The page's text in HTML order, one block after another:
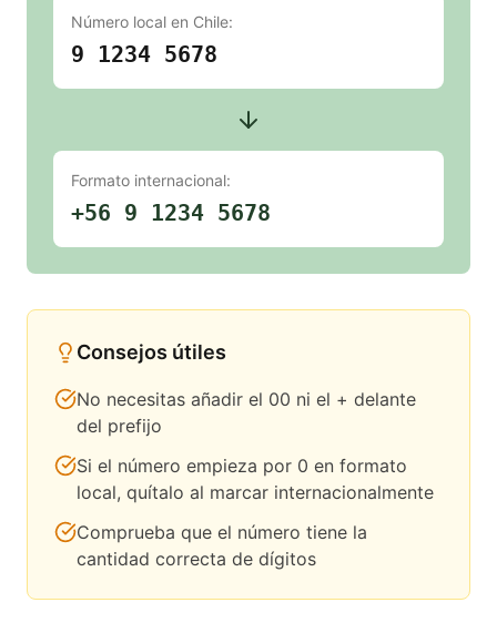
Número local en Chile:
9 1234 5678
Formato internacional:
+56 9 1234 5678
Consejos útiles
No necesitas añadir el 00 ni el + delante
del prefijo
Si el número empieza por 0 en formato
local, quítalo al marcar internacionalmente
Comprueba que el número tiene la
cantidad correcta de dígitos